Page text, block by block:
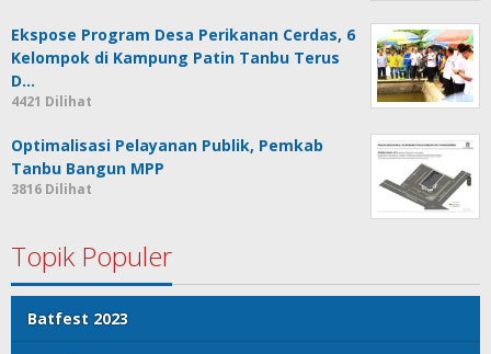
Ekspose Program Desa Perikanan Cerdas, 6
Kelompok di Kampung Patin Tanbu Terus
D…
4421 Dilihat
Optimalisasi Pelayanan Publik, Pemkab
Tanbu Bangun MPP
3816 Dilihat
Topik Populer
Batfest 2023